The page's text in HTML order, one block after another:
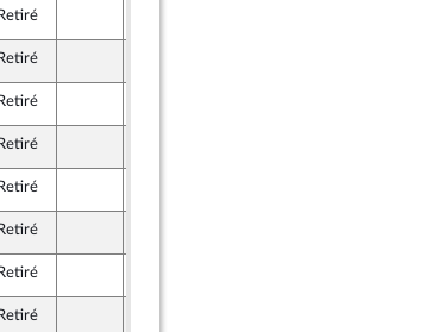
Front Populaire
Retiré
Front Populaire
Retiré
Front Populaire
Retiré
Retiré
Retiré
Retiré
Retiré
Retiré